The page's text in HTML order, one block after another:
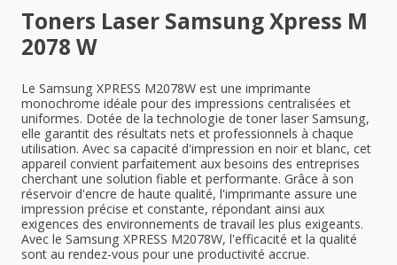
Toners Laser Samsung Xpress M
2078 W
Le Samsung XPRESS M2078W est une imprimante
monochrome idéale pour des impressions centralisées et
uniformes. Dotée de la technologie de toner laser Samsung,
elle garantit des résultats nets et professionnels à chaque
utilisation. Avec sa capacité d'impression en noir et blanc, cet
appareil convient parfaitement aux besoins des entreprises
cherchant une solution fiable et performante. Grâce à son
réservoir d'encre de haute qualité, l'imprimante assure une
impression précise et constante, répondant ainsi aux
exigences des environnements de travail les plus exigeants.
Avec le Samsung XPRESS M2078W, l'efficacité et la qualité
sont au rendez-vous pour une productivité accrue.